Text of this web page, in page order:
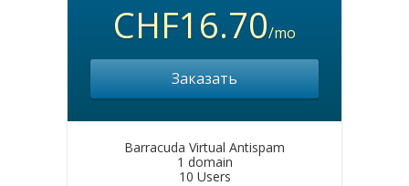
CHF16.70/mo
Заказать
Barracuda Virtual Antispam
1 domain
10 Users